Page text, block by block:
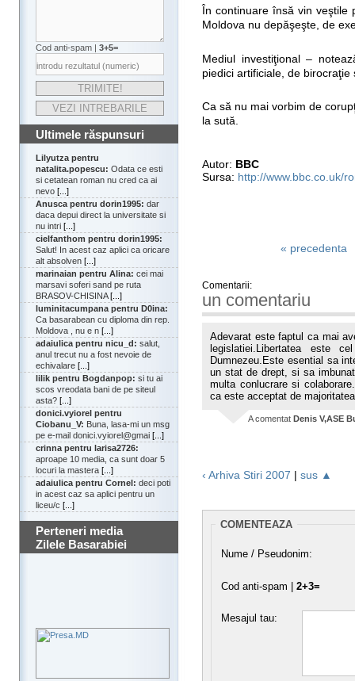
Cod anti-spam | 3+5=
Ultimele răspunsuri
Lilyutza pentru
natalita.popescu: Odata ce esti
si cetatean roman nu cred ca ai
nevo [...]
Anusca pentru dorin1995: dar
daca depui direct la universitate si
nu intri [...]
cielfanthom pentru dorin1995:
Salut! In acest caz aplici ca oricare
alt absolven [...]
marinaian pentru Alina: cei mai
marsavi soferi sand pe ruta
BRASOV-CHISINA[...]
luminitacumpana pentru D0ina:
Ca basarabean cu diploma din rep.
Moldova , nu e n [...]
adaiulica pentru nicu_d: salut,
anul trecut nu a fost nevoie de
echivalare [...]
lilik pentru Bogdanpop: si tu ai
scos vreodata bani de pe siteul
asta? [...]
donici.vyiorel pentru
Ciobanu_V: Buna, lasa-mi un msg
pe e-mail donici.vyiorel@gmai [...]
crinna pentru larisa2726:
aproape 10 media, ca sunt doar 5
locuri la mastera [...]
adaiulica pentru Cornel: deci poti
in acest caz sa aplici pentru un
liceu/c [...]
Perteneri media
Zilele Basarabiei
În continuare însă vin
Moldova nu depăşeşte, de
Mediul investiţional –
piedici artificiale, de
Ca să nu mai vorbim de
la sută.
Autor: BBC
Sursa: http://www.bbc.co.uk/
« precedenta
Comentarii:
un comentariu
Adevarat este faptul ca mai
legislatiei.Libertatea este
Dumnezeu.Este esential sa
un stat de drept, si sa
multa conlucrare si
ca este acceptat de
A comentat Denis V,ASE
‹ Arhiva Stiri 2007 | sus ▲
COMENTEAZA
Nume / Pseudonim:
Cod anti-spam | 2+3=
Mesajul tau: